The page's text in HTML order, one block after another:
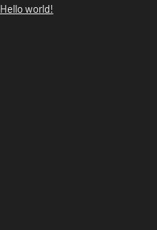
Hello world!